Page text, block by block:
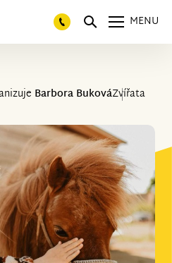
MENU
Barbora BukováZvířata